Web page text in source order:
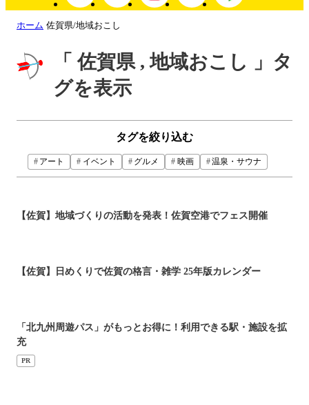
ホーム 佐賀県/地域おこし
「 佐賀県 , 地域おこし 」タ
グを表示
タグを絞り込む
アート イベント グルメ 映画 温泉・サウナ
【佐賀】地域づくりの活動を発表！佐賀空港でフェス開催
【佐賀】日めくりで佐賀の格言・雑学 25年版カレンダー
「北九州周遊パス」がもっとお得に！利用できる駅・施設を拡
充
PR